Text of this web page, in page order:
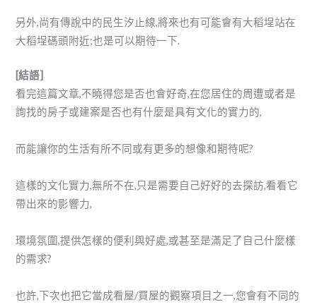
另外,尚有傳說中的民生汐止線,將來也有可能會有大稻埕站在
大稻埕碼頭附近;也是可以期待一下.
[結語]
看完這篇文章,不曉得您是否也會好奇,在您居住的周遭或者是
詢找的房子或建案是否也有什麼是具有文化的實力的,
而能讓你的生活有所不同或有更多的想像和期待呢?
這樣的文化實力,無所不在,只是需要自己好好的去探訪,看看它
帶出來的影響力,
環境氛圍,提供怎樣的便利與好處,或甚至是滿足了自己什麼樣
的需求?
也許,下次也把它當成看屋/買屋的觀察項目之一,您會有不同的